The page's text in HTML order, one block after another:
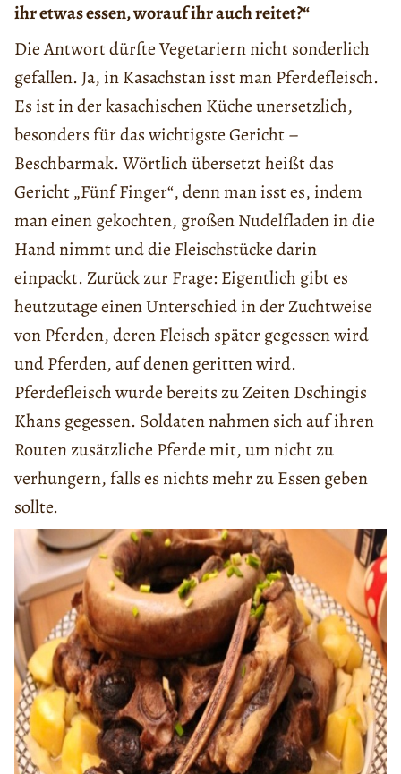
ihr etwas essen, worauf ihr auch reitet?“
Die Antwort dürfte Vegetariern nicht sonderlich
gefallen. Ja, in Kasachstan isst man Pferdefleisch.
Es ist in der kasachischen Küche unersetzlich,
besonders für das wichtigste Gericht –
Beschbarmak. Wörtlich übersetzt heißt das
Gericht „Fünf Finger“, denn man isst es, indem
man einen gekochten, großen Nudelfladen in die
Hand nimmt und die Fleischstücke darin
einpackt. Zurück zur Frage: Eigentlich gibt es
heutzutage einen Unterschied in der Zuchtweise
von Pferden, deren Fleisch später gegessen wird
und Pferden, auf denen geritten wird.
Pferdefleisch wurde bereits zu Zeiten Dschingis
Khans gegessen. Soldaten nahmen sich auf ihren
Routen zusätzliche Pferde mit, um nicht zu
verhungern, falls es nichts mehr zu Essen geben
sollte.